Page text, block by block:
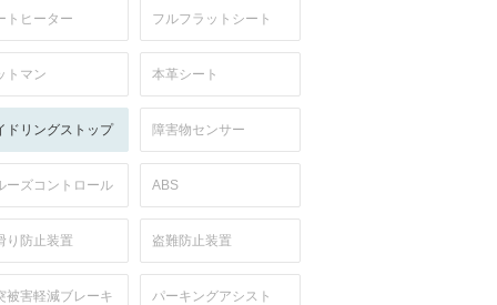
トヒーター フルフラットシート
トマン 本革シート
ドリングストップ 障害物センサー
ーズコントロール ABS
り防止装置 盗難防止装置
被害軽減ブレーキ パーキングアシスト